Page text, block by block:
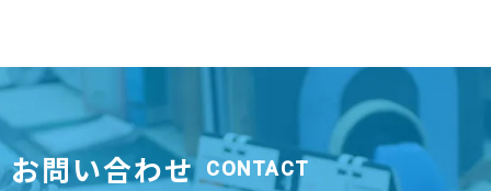
お問い合わせ CONTACT